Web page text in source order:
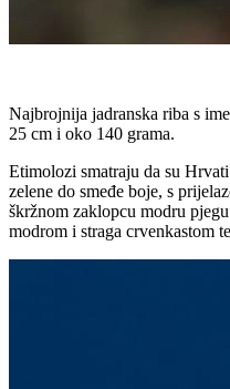
Najbrojnija jadranska riba s
25 cm i oko 140 grama.
Etimolozi smatraju da su
zelene do smeđe boje, s
škržnom zaklopcu modru
modrom i straga crvenkastom